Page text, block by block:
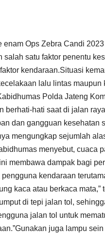
Ops Zebra Candi
satu faktor penentu
kendaraan.Situasi
lalu lintas
Polda Jateng
hati saat di jalan
dan gangguan kesehatan
mengungkap sejumlah
menyebut, cuaca
membawa dampak bagi
kendaraan
kaca atau berkaca
di tepi jalan tol,
jalan tol untuk
juga lampu